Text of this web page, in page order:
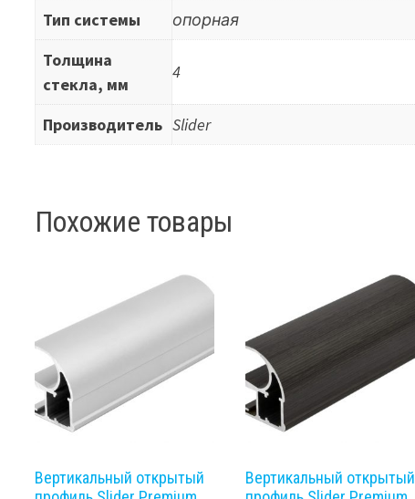
Тип системы
опорная
Толщина
стекла, мм
4
Производитель Slider
Похожие товары
Вертикальный открытый
Вертикальный открытый